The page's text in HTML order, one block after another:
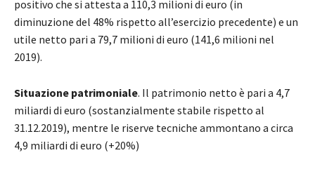
positivo che si attesta a 110,3 milioni di euro (in
diminuzione del 48% rispetto all’esercizio precedente) e un
utile netto pari a 79,7 milioni di euro (141,6 milioni nel
2019).
Situazione patrimoniale. Il patrimonio netto è pari a 4,7
miliardi di euro (sostanzialmente stabile rispetto al
31.12.2019), mentre le riserve tecniche ammontano a circa
4,9 miliardi di euro (+20%)